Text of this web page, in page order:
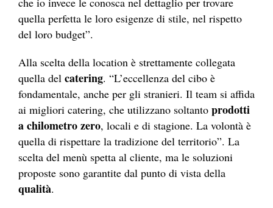
quella perfetta le loro esigenze di stile, nel rispetto
del loro budget”.
Alla scelta della location è strettamente collegata
quella del catering. “L’eccellenza del cibo è
fondamentale, anche per gli stranieri. Il team si affida
ai migliori catering, che utilizzano soltanto prodotti
a chilometro zero, locali e di stagione. La volontà è
quella di rispettare la tradizione del territorio”. La
scelta del menù spetta al cliente, ma le soluzioni
proposte sono garantite dal punto di vista della
qualità.